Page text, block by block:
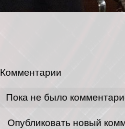
Комментарии
Пока не было
Опубликовать новый